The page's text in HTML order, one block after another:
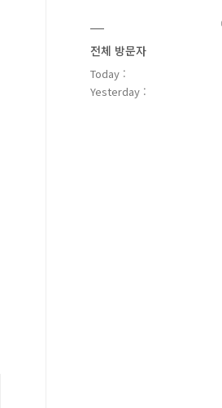
전체 방문자
Today :
Yesterday :